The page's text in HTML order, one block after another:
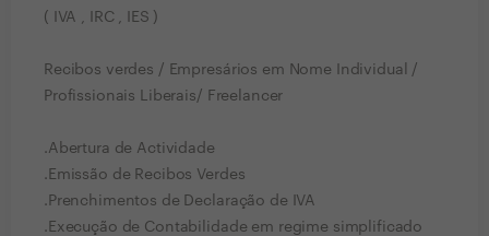
( IVA , IRC , IES )
Recibos verdes / Empresários em Nome Individual /
Profissionais Liberais/ Freelancer
.Abertura de Actividade
.Emissão de Recibos Verdes
.Prenchimentos de Declaração de IVA
.Execução de Contabilidade em regime simplificado